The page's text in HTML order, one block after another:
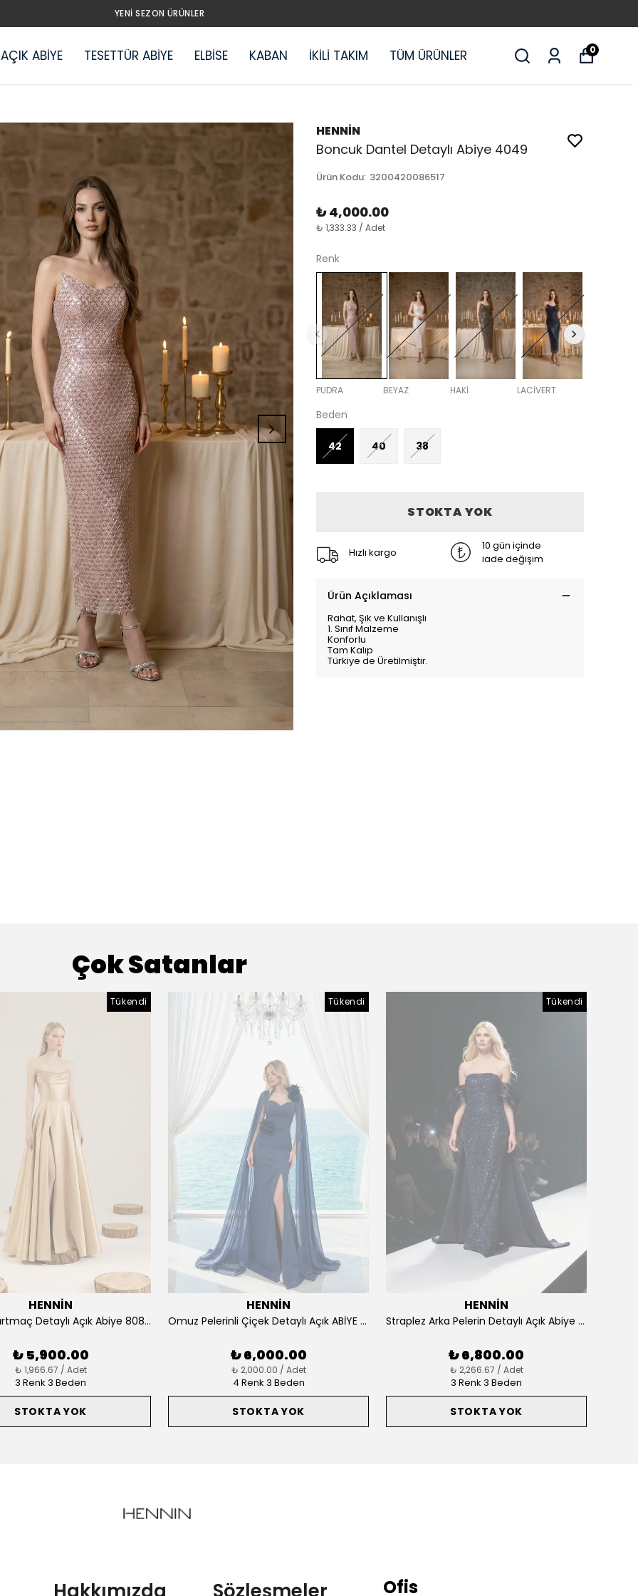
YENI SEZON ÜRÜNLER
AÇIK ABİYE TESETTÜR ABİYE ELBİSE KABAN İKİLİ TAKIM TÜM ÜRÜNLER 0
HENNİN
Boncuk Dantel Detaylı Abiye 4049
Ürün Kodu: 3200420086517
₺ 4,000.00
₺ 1,333.33 / Adet
Renk
PUDRA BEYAZ HAKİ LACİVERT
Beden
42 40 38
STOKTA YOK
Hızlı kargo
10 gün içinde
iade değişim
Ürün Açıklaması
Rahat, Şık ve Kullanışlı
1. Sınıf Malzeme
Konforlu
Tam Kalıp
Türkiye de Üretilmiştir.
Çok Satanlar
Tükendi
HENNİN
Straplez Yırtmaç Detaylı Açık Abiye 8084
₺ 5,900.00
₺ 1,966.67 / Adet
3 Renk 3 Beden
STOKTA YOK
Tükendi
HENNİN
Omuz Pelerinli Çiçek Detaylı Açık ABİYE 8081
₺ 6,000.00
₺ 2,000.00 / Adet
4 Renk 3 Beden
STOKTA YOK
Tükendi
HENNİN
Straplez Arka Pelerin Detaylı Açık Abiye 8080
₺ 6,800.00
₺ 2,266.67 / Adet
3 Renk 3 Beden
STOKTA YOK
Ofis